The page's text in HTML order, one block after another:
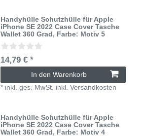
Handyhülle Schutzhülle für Apple
iPhone SE 2022 Case Cover Tasche
Wallet 360 Grad, Farbe: Motiv 5
14,79 € *
In den Warenkorb
* inkl. ges. MwSt. inkl.Versandkosten
Handyhülle Schutzhülle für Apple
iPhone SE 2022 Case Cover Tasche
Wallet 360 Grad, Farbe: Motiv 4